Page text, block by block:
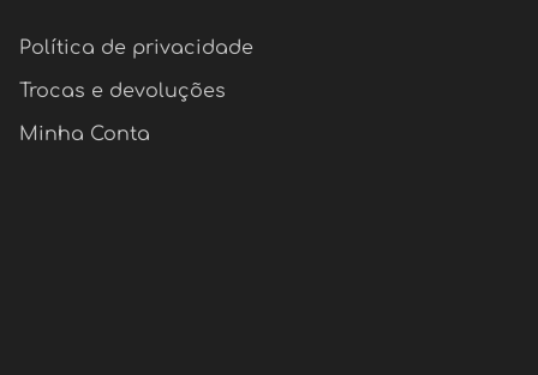
Política de privacidade
Trocas e devoluções
Minha Conta